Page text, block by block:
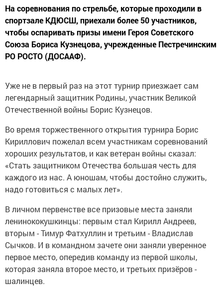
На соревнования по стрельбе, которые проходили в
спортзале КДЮСШ, приехали более 50 участников,
чтобы оспаривать призы имени Героя Советского
Союза Бориса Кузнецова, учрежденные Пестречинским
РО РОСТО (ДОСААФ).
Уже не в первый раз на этот турнир приезжает сам
легендарный защитник Родины, участник Великой
Отечественной войны Борис Кузнецов.
Во время торжественного открытия турнира Борис
Кириллович пожелал всем участникам соревнований
хороших результатов, и как ветеран войны сказал:
«Стать защитником Отечества большая честь для
каждого из нас. А юношам, чтобы достойно служить,
надо готовиться с малых лет».
В личном первенстве все призовые места заняли
ленинококушкинцы: первым стал Кирилл Андреев,
вторым - Тимур Фатхуллин и третьим - Владислав
Сычков. И в командном зачете они заняли уверенное
первое место, опередив команду из первой школы,
которая заняла второе место, и третьих призёров -
шалинцев.